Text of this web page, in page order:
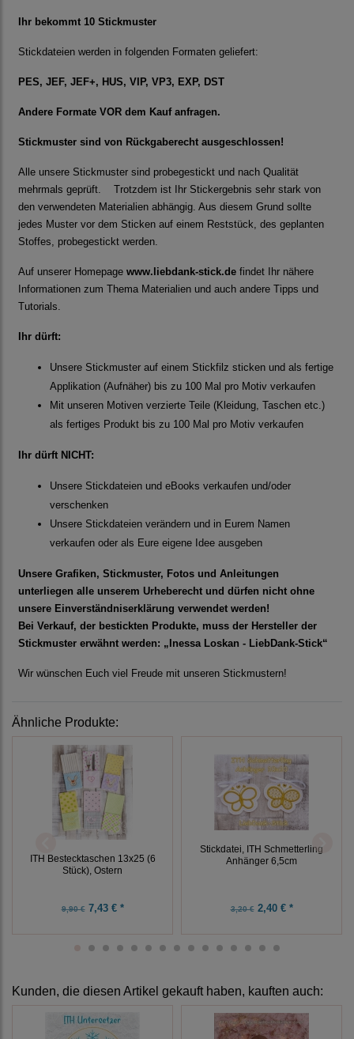
Ihr bekommt 10 Stickmuster
Stickdateien werden in folgenden Formaten geliefert:
PES, JEF, JEF+, HUS, VIP, VP3, EXP, DST
Andere Formate VOR dem Kauf anfragen.
Stickmuster sind von Rückgaberecht ausgeschlossen!
Alle unsere Stickmuster sind probegestickt und nach Qualität
mehrmals geprüft. Trotzdem ist Ihr Stickergebnis sehr stark von
den verwendeten Materialien abhängig. Aus diesem Grund sollte
jedes Muster vor dem Sticken auf einem Reststück, des geplanten
Stoffes, probegestickt werden.
Auf unserer Homepage www.liebdank-stick.de findet Ihr nähere
Informationen zum Thema Materialien und auch andere Tipps und
Tutorials.
Ihr dürft:
Unsere Stickmuster auf einem Stickfilz sticken und als fertige
Applikation (Aufnäher) bis zu 100 Mal pro Motiv verkaufen
Mit unseren Motiven verzierte Teile (Kleidung, Taschen etc.)
als fertiges Produkt bis zu 100 Mal pro Motiv verkaufen
Ihr dürft NICHT:
Unsere Stickdateien und eBooks verkaufen und/oder
verschenken
Unsere Stickdateien verändern und in Eurem Namen
verkaufen oder als Eure eigene Idee ausgeben
Unsere Grafiken, Stickmuster, Fotos und Anleitungen
unterliegen alle unserem Urheberecht und dürfen nicht ohne
unsere Einverständniserklärung verwendet werden!
Bei Verkauf, der bestickten Produkte, muss der Hersteller der
Stickmuster erwähnt werden: „Inessa Loskan - LiebDank-Stick“
Wir wünschen Euch viel Freude mit unseren Stickmustern!
Ähnliche Produkte:
ITH Bestecktaschen 13x25 (6
Stück), Ostern
9,90 €7,43 € *
Stickdatei, ITH Schmetterling
Anhänger 6,5cm
3,20 €2,40 € *
Kunden, die diesen Artikel gekauft haben, kauften auch: